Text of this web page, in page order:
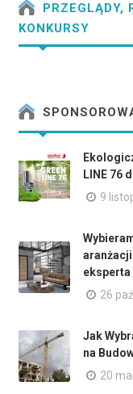
PRZEGLĄDY,
KONKURSY
LINE 76
9
eksperta
26
Jak
na
20